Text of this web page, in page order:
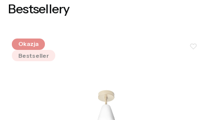
Bestsellery
Okazja
Bestseller